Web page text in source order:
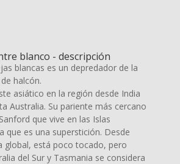
blanco - descripción
blancas es un depredador de la
halcón.
asiático en la región desde India
Australia. Su pariente más cercano
que vive en las Islas
que es una superstición. Desde
global, está poco tocado, pero
del Sur y Tasmania se considera